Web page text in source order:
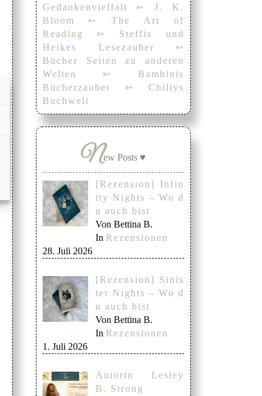
Gedankenvielfalt
➳ J. K.
Bloom
➳ The Art of
Reading
➳ Steffis und
Heikes Lesezauber
➳
Bücher Seiten zu anderen
Welten
➳ Bambinis
Bücherzauber
➳ Chillys
Buchwelt
New Posts ♥
[Rezension] Infin
ity Nights – Wo d
u auch bist
Von Bettina B.
In Rezensionen
28. Juli 2026
[Rezension] Sinis
ter Nights – Wo d
u auch bist
Von Bettina B.
In Rezensionen
1. Juli 2026
Autorin Lesley
B. Strong